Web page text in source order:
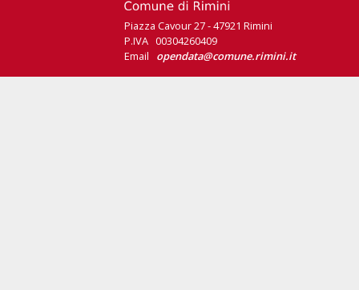
Piazza Cavour 27 - 47921 Rimini
P.IVA 00304260409
Email opendata@comune.rimini.it